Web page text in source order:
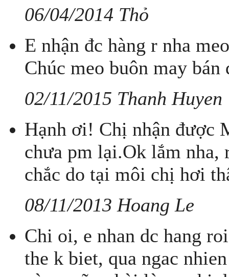
06/04/2014 Thỏ
E nhận đc hàng r nha
Chúc meo buôn may
02/11/2015 Thanh Huyen
Hạnh ơi! Chị nhận được
chưa pm lại.Ok lắm nha,
chắc do tại môi chị hơi
08/11/2013 Hoang Le
Chi oi, e nhan dc hang
the k biet, qua ngac